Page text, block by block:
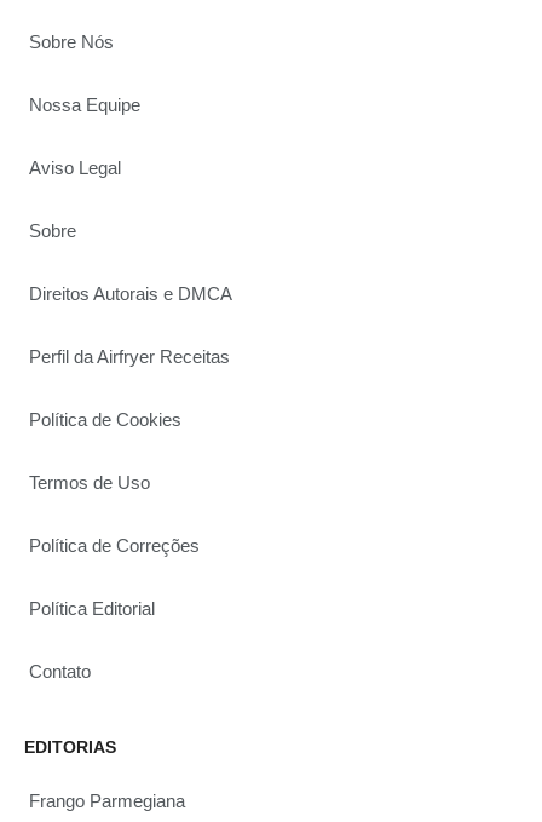
Sobre Nós
Nossa Equipe
Aviso Legal
Sobre
Direitos Autorais e DMCA
Perfil da Airfryer Receitas
Política de Cookies
Termos de Uso
Política de Correções
Política Editorial
Contato
EDITORIAS
Frango Parmegiana